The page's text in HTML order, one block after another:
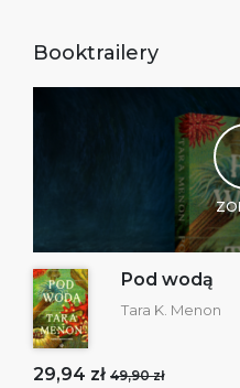
Booktrailery
Pod wodą
Tara K. Menon
29,94 zł 49,90 zł